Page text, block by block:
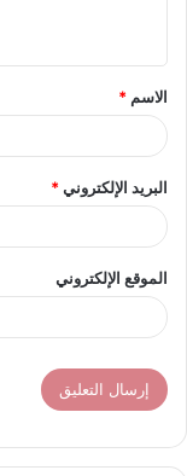
ق
*
الاسم *
البريد الإلكتروني*
الموقع الإلكتروني